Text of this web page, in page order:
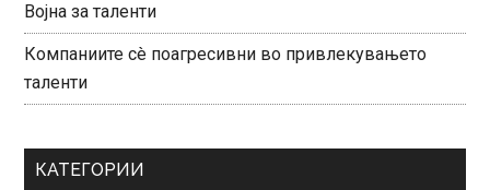
Војна за таленти
Компаниите сè поагресивни во привлекувањето
таленти
КАТЕГОРИИ